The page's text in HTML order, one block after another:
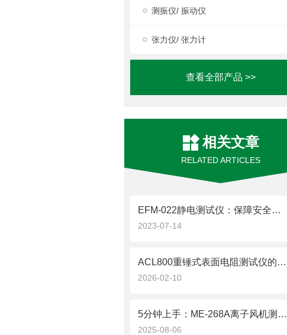
测振仪/ 振动仪
张力仪/ 张力计
查看全部产品 >>
相关文章
RELATED ARTICLES
EFM-022静电测试仪：保障安全，防止火花惊喜！
2023-07-14
ACL800重锤式表面电阻测试仪的特殊环境测试适配性
2026-02-10
5分钟上手：ME-268A离子风机测试仪快速操作指南
2025-08-06